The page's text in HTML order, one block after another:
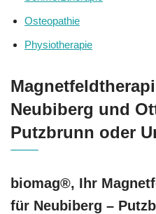
Osteopathie
Physiotherapie
Neubiberg und
Putzbrunn oder
biomag®, Ihr
für Neubiberg –